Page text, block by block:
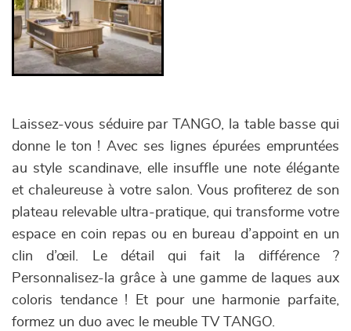
Laissez-vous séduire par TANGO, la table basse qui
donne le ton ! Avec ses lignes épurées empruntées
au style scandinave, elle insuffle une note élégante
et chaleureuse à votre salon. Vous profiterez de son
plateau relevable ultra-pratique, qui transforme votre
espace en coin repas ou en bureau d’appoint en un
clin d’œil. Le détail qui fait la différence ?
Personnalisez-la grâce à une gamme de laques aux
coloris tendance ! Et pour une harmonie parfaite,
formez un duo avec le meuble TV TANGO.